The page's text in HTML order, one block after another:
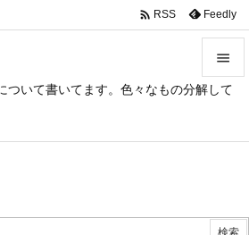
ついて書いてます。色々なもの分解して



 RSS Feedly